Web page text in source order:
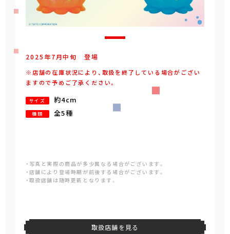
2025年7月中旬 登場
※店舗の在庫状況により、取扱を終了している場合がござい
ますので予めご了承ください。
サイズ 約4cm
種類 全5種
・写真と実際の商品が多少異なる場合がございます。
・店舗により登場時期が前後する場合がございます。
・取扱店舗は随時更新となります。
取扱店舗を見る